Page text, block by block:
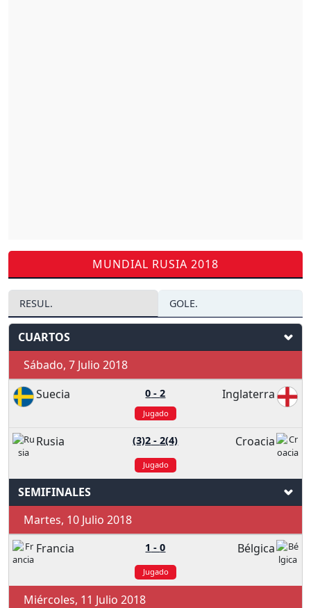
MUNDIAL RUSIA 2018
RESUL. GOLE.
CUARTOS
Sábado, 7 Julio 2018
Suecia
0 -2 Inglaterra
Jugado
Rusia (3)2 -2(4) Croacia
Jugado
SEMIFINALES
Martes, 10 Julio 2018
Francia
1 -0 Bélgica
Jugado
Miércoles, 11 Julio 2018